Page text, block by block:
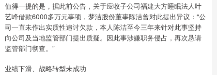
值得一提的是，据此前公告，关于应收子公司福建大方睡眠法人叶
艺峰借款6000多万元事项，梦洁股份董事陈洁曾对此提出异议：“公
司一直未作出实质性追讨欠款，本人陈洁至今三年来针对此事坚持
向公司及当地监管部门提出质疑。因此事涉嫌职务侵占，再次恳请
监管部门彻查。”
业绩下滑、战略转型未成功